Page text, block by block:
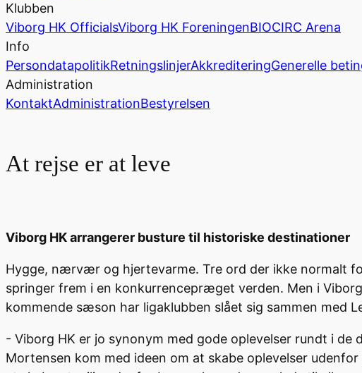
Klubben
Viborg HK OfficialsViborg HK ForeningenBIOCIRC Arena
Info
PersondatapolitikRetningslinjerAkkrediteringGenerelle
Administration
KontaktAdministrationBestyrelsen
At rejse er at leve
Viborg HK arrangerer busture til historiske destinationer
Hygge, nærvær og hjertevarme. Tre ord der ikke normalt
springer frem i en konkurrencepræget verden. Men i
kommende sæson har ligaklubben slået sig sammen med
- Viborg HK er jo synonym med gode oplevelser rundt i
Mortensen kom med ideen om at skabe oplevelser